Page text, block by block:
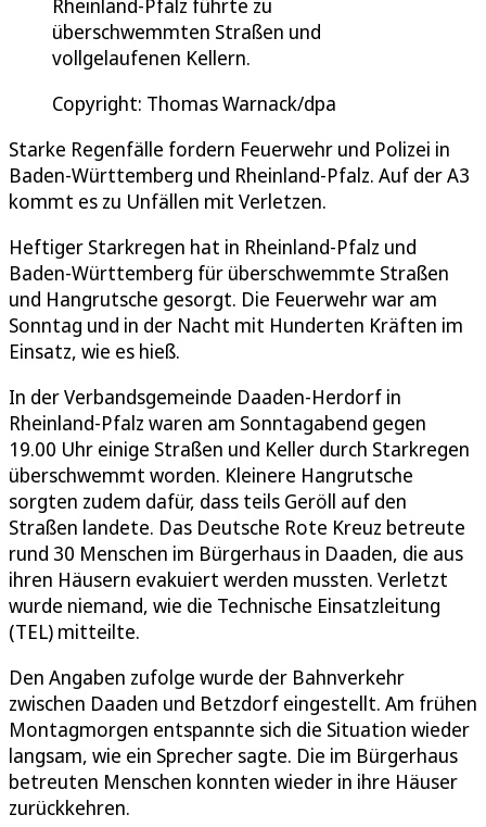
Rheinland-Pfalz führte zu
überschwemmten Straßen und
vollgelaufenen Kellern.
Copyright: Thomas Warnack/dpa
Starke Regenfälle fordern Feuerwehr und Polizei in
Baden-Württemberg und Rheinland-Pfalz. Auf der A3
kommt es zu Unfällen mit Verletzen.
Heftiger Starkregen hat in Rheinland-Pfalz und
Baden-Württemberg für überschwemmte Straßen
und Hangrutsche gesorgt. Die Feuerwehr war am
Sonntag und in der Nacht mit Hunderten Kräften im
Einsatz, wie es hieß.
In der Verbandsgemeinde Daaden-Herdorf in
Rheinland-Pfalz waren am Sonntagabend gegen
19.00 Uhr einige Straßen und Keller durch Starkregen
überschwemmt worden. Kleinere Hangrutsche
sorgten zudem dafür, dass teils Geröll auf den
Straßen landete. Das Deutsche Rote Kreuz betreute
rund 30 Menschen im Bürgerhaus in Daaden, die aus
ihren Häusern evakuiert werden mussten. Verletzt
wurde niemand, wie die Technische Einsatzleitung
(TEL) mitteilte.
Den Angaben zufolge wurde der Bahnverkehr
zwischen Daaden und Betzdorf eingestellt. Am frühen
Montagmorgen entspannte sich die Situation wieder
langsam, wie ein Sprecher sagte. Die im Bürgerhaus
betreuten Menschen konnten wieder in ihre Häuser
zurückkehren.